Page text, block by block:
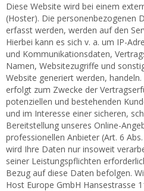
Diese Website wird bei einem
(Hoster). Die personenbezogenen
erfasst werden, werden auf den
Hierbei kann es sich v. a. um IP-
und Kommunikationsdaten,
Namen, Websitezugriffe und
Website generiert werden,
erfolgt zum Zwecke der
potenziellen und bestehenden
und im Interesse einer sicheren,
Bereitstellung unseres Online-
professionellen Anbieter (Art. 6
wird Ihre Daten nur insoweit
seiner Leistungspflichten
Bezug auf diese Daten befolgen.
Host Europe GmbH Hansestrasse